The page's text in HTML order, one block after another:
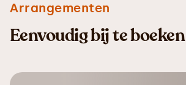
Arrangementen
Eenvoudig bij te boeken